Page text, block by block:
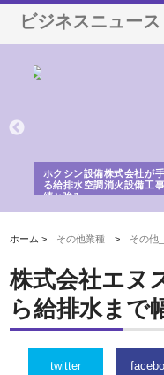
ビジネスニュー
ホクシン設備株式会社が
る給排水空調消火設備工
績と強み
ホーム > その他業種 > その他
株式会社エヌ
ら給排水まで
twitter